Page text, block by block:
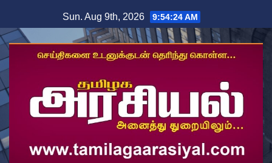
to
content
Sun. Aug 9th, 2026 9:54:25 AM